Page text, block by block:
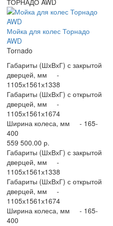
ТОРНАДО AWD
Мойка для колес Торнадо
AWD
Tornado
Габариты (ШхВхГ) с закрытой
дверцей, мм -
1105х1561х1338
Габариты (ШхВхГ) с открытой
дверцей, мм -
1105х1561х1674
Ширина колеса, мм - 165-
400
559 500.00 р.
Габариты (ШхВхГ) с закрытой
дверцей, мм -
1105х1561х1338
Габариты (ШхВхГ) с открытой
дверцей, мм -
1105х1561х1674
Ширина колеса, мм - 165-
400